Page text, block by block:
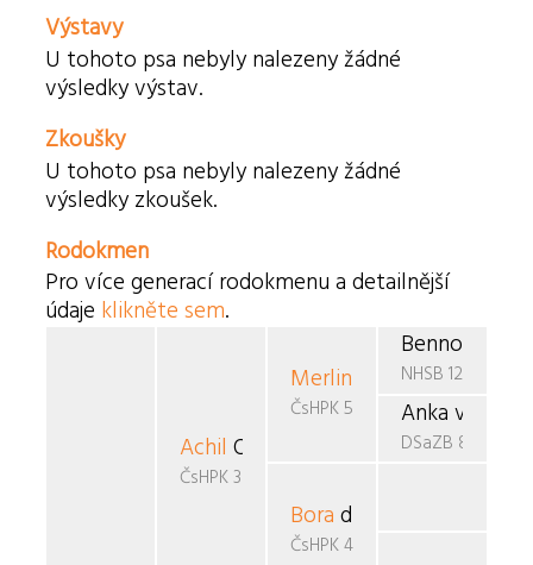
Výstavy
U tohoto psa nebyly nalezeny žádné
výsledky výstav.
Zkoušky
U tohoto psa nebyly nalezeny žádné
výsledky zkoušek.
Rodokmen
Pro více generací rodokmenu a detailnější
údaje klikněte sem.
Achil Osam
ČsHPK 38/89/91
Merlin v.d.
ČsHPK 5-87/86/88
Bora du Clos du Chien
ČsHPK 4-87/86/89
Benno v.d.
NHSB 1290793
Anka vom
DSaZB 812220